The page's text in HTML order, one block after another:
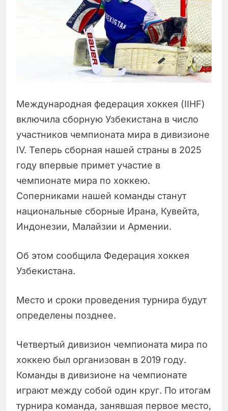
Международная федерация хоккея (IIHF)
включила сборную Узбекистана в число
участников чемпионата мира в дивизионе
IV. Теперь сборная нашей страны в 2025
году впервые примет участие в
чемпионате мира по хоккею.
Соперниками нашей команды станут
национальные сборные Ирана, Кувейта,
Индонезии, Малайзии и Армении.
Об этом сообщила Федерация хоккея
Узбекистана.
Место и сроки проведения турнира будут
определены позднее.
Четвертый дивизион чемпионата мира по
хоккею был организован в 2019 году.
Команды в дивизионе на чемпионате
играют между собой один круг. По итогам
турнира команда, занявшая первое место,